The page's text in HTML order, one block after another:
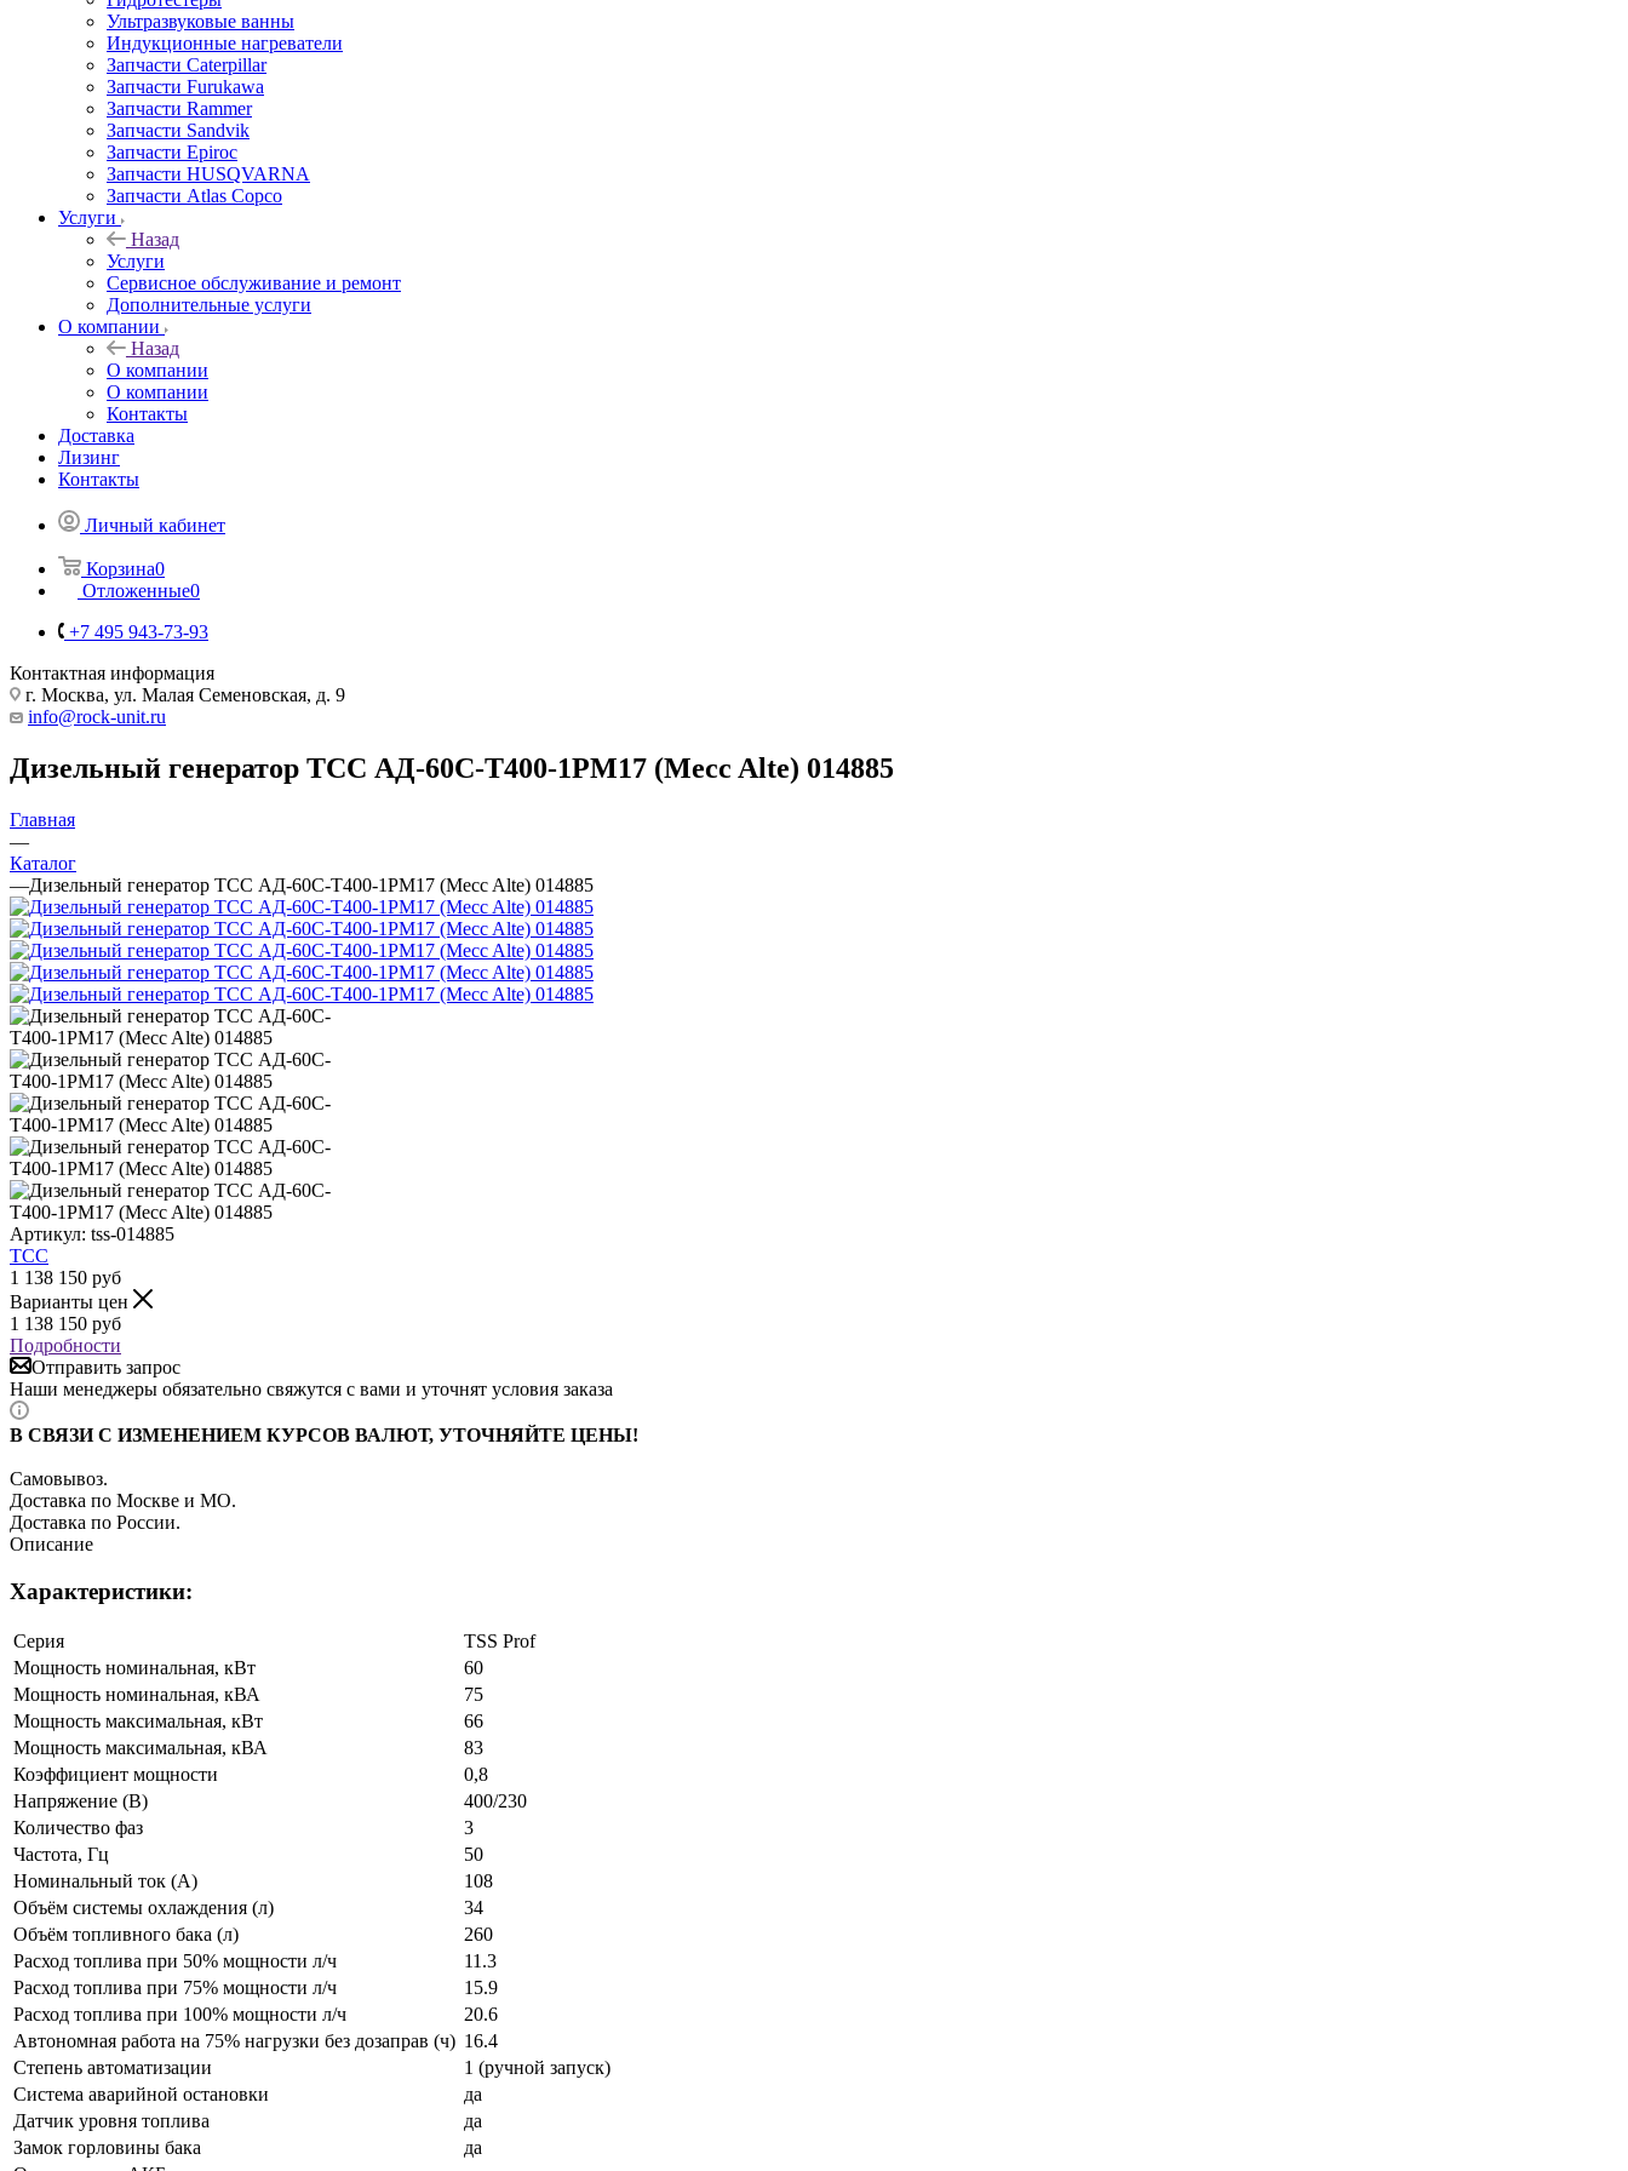
Ультразвуковые ванны
Индукционные нагреватели
Запчасти Caterpillar
Запчасти Furukawa
Запчасти Rammer
Запчасти Sandvik
Запчасти Epiroc
Запчасти HUSQVARNA
Запчасти Atlas Copco
Услуги
Назад
Услуги
Сервисное обслуживание и ремонт
Дополнительные услуги
О компании
Назад
О компании
О компании
Контакты
Доставка
Лизинг
Контакты
Личный кабинет
Корзина0
Отложенные0
+7 495 943-73-93
Контактная информация
г. Москва, ул. Малая Семеновская, д. 9
info@rock-unit.ru
Дизельный генератор ТСС АД-60С-Т400-1РМ17 (Mecc Alte) 014885
Главная
—
Каталог
—Дизельный генератор ТСС АД-60С-Т400-1РМ17 (Mecc Alte) 014885
Артикул: tss-014885
ТСС
1 138 150 руб
Варианты цен
1 138 150 руб
Подробности
Отправить запрос
Наши менеджеры обязательно свяжутся с вами и уточнят условия заказа
В СВЯЗИ С ИЗМЕНЕНИЕМ КУРСОВ ВАЛЮТ, УТОЧНЯЙТЕ ЦЕНЫ!
Самовывоз.
Доставка по Москве и МО.
Доставка по России.
Описание
Характеристики:
Серия
TSS Prof
Мощность номинальная, кВт
60
Мощность номинальная, кВА
75
Мощность максимальная, кВт
66
Мощность максимальная, кВА
83
Коэффициент мощности
0,8
Напряжение (В)
400/230
Количество фаз
3
Частота, Гц
50
Номинальный ток (А)
108
Объём системы охлаждения (л)
34
Объём топливного бака (л)
260
Расход топлива при 50% мощности л/ч
11.3
Расход топлива при 75% мощности л/ч
15.9
Расход топлива при 100% мощности л/ч
20.6
Автономная работа на 75% нагрузки без дозаправ (ч) 16.4
Степень автоматизации
1 (ручной запуск)
Система аварийной остановки
да
Датчик уровня топлива
да
Замок горловины бака
да